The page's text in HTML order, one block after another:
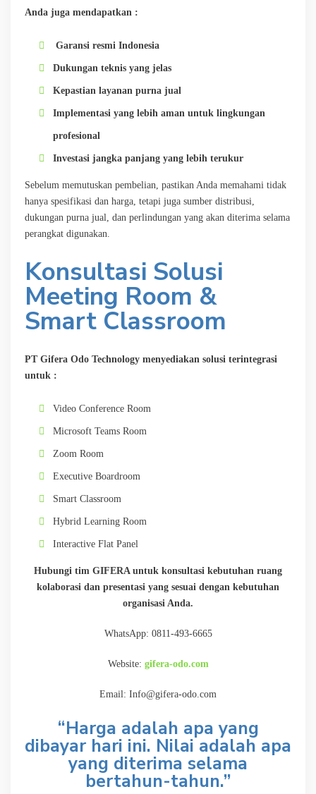
Anda juga mendapatkan :
Garansi resmi Indonesia
Dukungan teknis yang jelas
Kepastian layanan purna jual
Implementasi yang lebih aman untuk lingkungan
profesional
Investasi jangka panjang yang lebih terukur
Sebelum memutuskan pembelian, pastikan Anda memahami tidak
hanya spesifikasi dan harga, tetapi juga sumber distribusi,
dukungan purna jual, dan perlindungan yang akan diterima selama
perangkat digunakan.
Konsultasi Solusi
Meeting Room &
Smart Classroom
PT Gifera Odo Technology menyediakan solusi terintegrasi
untuk :
Video Conference Room
Microsoft Teams Room
Zoom Room
Executive Boardroom
Smart Classroom
Hybrid Learning Room
Interactive Flat Panel
Hubungi tim GIFERA untuk konsultasi kebutuhan ruang
kolaborasi dan presentasi yang sesuai dengan kebutuhan
organisasi Anda.
WhatsApp: 0811-493-6665
Website: gifera-odo.com
Email: Info@gifera-odo.com
“Harga adalah apa yang
dibayar hari ini. Nilai adalah apa
yang diterima selama
bertahun-tahun.”